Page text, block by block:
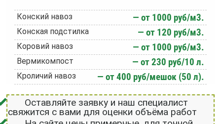
Конский навоз — от 1000 руб/м3.
Конская подстилка — от 120 руб/м3.
Коровий навоз — от 1000 руб/м3.
Вермикомпост — от 230 руб/10 л.
Кроличий навоз — от 400 руб/мешок (50 л).
Оставляйте заявку и наш специалист
свяжится с вами для оценки объёма работ